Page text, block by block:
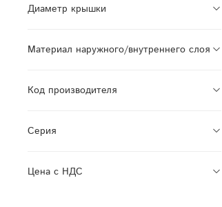
Диаметр крышки
Материал наружного/внутреннего слоя
Код производителя
Серия
Цена с НДС